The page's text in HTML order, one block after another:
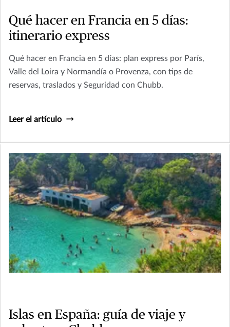
Qué hacer en Francia en 5 días:
itinerario express
Qué hacer en Francia en 5 días: plan express por París,
Valle del Loira y Normandía o Provenza, con tips de
reservas, traslados y Seguridad con Chubb.
Leer el artículo
Islas en España: guía de viaje y